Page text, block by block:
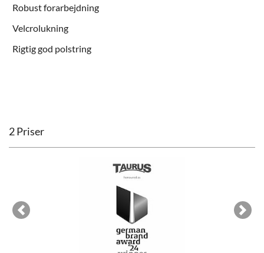
Robust forarbejdning
Velcrolukning
Rigtig god polstring
2 Priser
Previous Next